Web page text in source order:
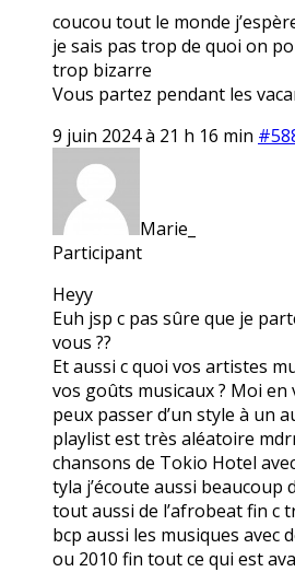
coucou tout le monde
je sais pas trop de quoi on
trop bizarre
Vous partez pendant les
9 juin 2024 à 21 h 16 min
Marie_
Participant
Heyy
Euh jsp c pas sûre que je
vous ??
Et aussi c quoi vos artistes
vos goûts musicaux ? Moi en
peux passer d’un style à un
playlist est très aléatoire
chansons de Tokio Hotel
tyla j’écoute aussi beaucoup
tout aussi de l’afrobeat fin c
bcp aussi les musiques avec
ou 2010 fin tout ce qui est